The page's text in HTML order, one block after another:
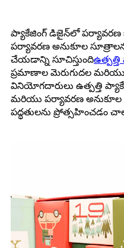
ప్యాకేజింగ్ డిజైన్‌లో
పర్యావరణ అనుకూల
చేయడాన్ని సూచిస్తుంది
ప్రమాణాల మెరుగుదల
వినియోగదారులు ఉత్పత్తి
మరియు పర్యావరణ
పద్ధతులను